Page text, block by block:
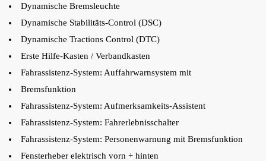
Dynamische Bremsleuchte
Dynamische Stabilitäts-Control (DSC)
Dynamische Tractions Control (DTC)
Erste Hilfe-Kasten / Verbandkasten
Fahrassistenz-System: Auffahrwarnsystem mit
Bremsfunktion
Fahrassistenz-System: Aufmerksamkeits-Assistent
Fahrassistenz-System: Fahrerlebnisschalter
Fahrassistenz-System: Personenwarnung mit Bremsfunktion
Fensterheber elektrisch vorn + hinten